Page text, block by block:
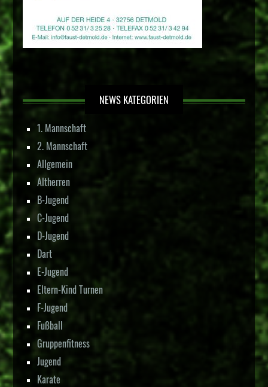
NEWS KATEGORIEN
1. Mannschaft
2. Mannschaft
Allgemein
Altherren
B-Jugend
C-Jugend
D-Jugend
Dart
E-Jugend
Eltern-Kind Turnen
F-Jugend
Fußball
Gruppenfitness
Jugend
Karate